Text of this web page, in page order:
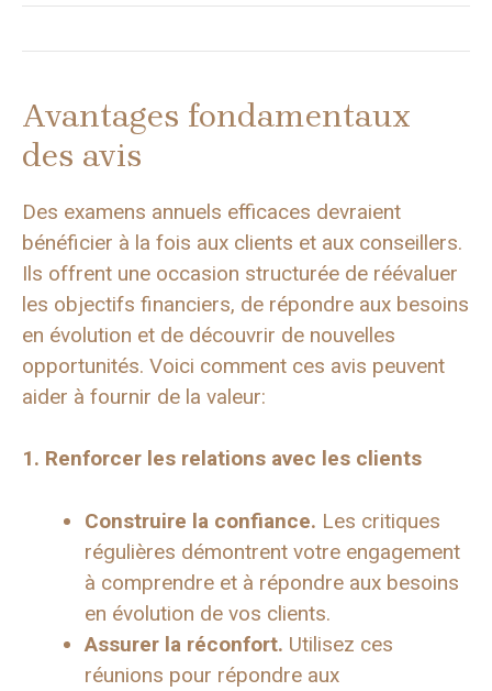
Avantages fondamentaux
des avis
Des examens annuels efficaces devraient
bénéficier à la fois aux clients et aux conseillers.
Ils offrent une occasion structurée de réévaluer
les objectifs financiers, de répondre aux besoins
en évolution et de découvrir de nouvelles
opportunités. Voici comment ces avis peuvent
aider à fournir de la valeur:
1. Renforcer les relations avec les clients
Construire la confiance. Les critiques
régulières démontrent votre engagement
à comprendre et à répondre aux besoins
en évolution de vos clients.
Assurer la réconfort. Utilisez ces
réunions pour répondre aux